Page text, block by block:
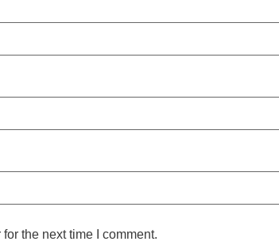
the next time I comment.